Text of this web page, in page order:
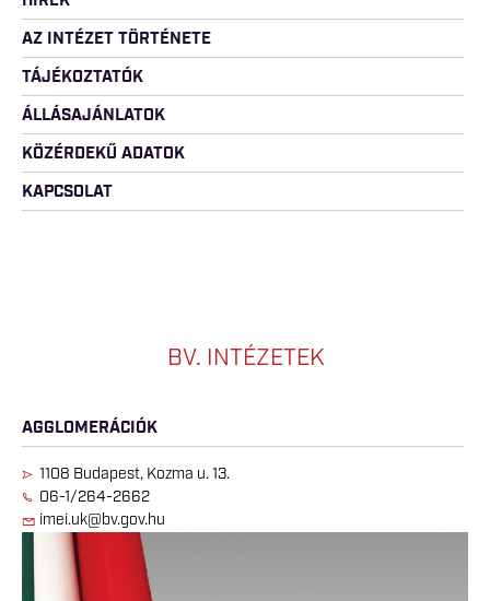
AZ INTÉZET TÖRTÉNETE
TÁJÉKOZTATÓK
ÁLLÁSAJÁNLATOK
KÖZÉRDEKŰ ADATOK
KAPCSOLAT
BV. INTÉZETEK
AGGLOMERÁCIÓK
1108 Budapest, Kozma u. 13.
06-1/264-2662
imei.uk@bv.gov.hu